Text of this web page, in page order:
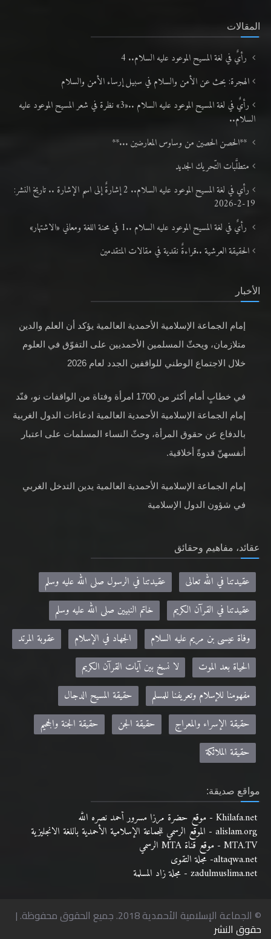
المقالات
رأيٌ في لغة المسيح الموعود عليه السلام.. 4
الهجرة: بحث عن الأمن والسلام في سبيل إرساء الأمن والسلام
رأيٌ في لغة المسيح الموعود عليه السلام ..«3» نظرة في شعر المسيح الموعود عليه
السلام..
**الحصن الحصين من وساوس المعارضين ...**
متطلَّبات التّحريك الجديد
رأي في لغة المسيح الموعود عليه السلام.. 2 إشارةٌ إلى اسم الإشارة .. تاريخ النشر:
19-2-2026
رأيٌ في لغة المسيح الموعود عليه السلام ..1 في محنة اللغة ومعاني «الاشتهار»
الحقيقة العرشية ..قراءةٌ نقدية في مقالات المتقدمين
الأخبار
إمام الجماعة الإسلامية الأحمدية العالمية يؤكد أن العلم والدين
متلازمان، ويحثّ المسلمين الأحمديين على التفوّق في العلوم
خلال الاجتماع الوطني للواقفين الجدد لعام 2026
في خطابٍ أمام أكثر من 1700 امرأة وفتاة من الواقفات نو، فنّد
إمام الجماعة الإسلامية الأحمدية العالمية ادعاءات الدول الغربية
بالدفاع عن حقوق المرأة، وحثّ النساء المسلمات على اعتبار
أنفسهنّ قدوةً أخلاقية.
إمام الجماعة الإسلامية الأحمدية العالمية يدين التدخل الغربي
في شؤون الدول الإسلامية
عقائد، مفاهيم وحقائق
عقيدتنا في الله تعالى
عقيدتنا في الرسول صلى الله عليه وسلم
عقيدتنا في القرآن الكريم
خاتم النبيين صلى الله عليه وسلم
وفاة عيسى بن مريم عليه السلام
الجهاد في الإسلام
عقوبة المرتد
الحياة بعد الموت
لا نسخ بين آيات القرآن الكريم
مفهومنا للإسلام وتعريفنا للمسلم
حقيقة المسيح الدجال
حقيقة الإسراء والمعراج
حقيقة الجن
حقيقة الجنة والجحيم
حقيقة الملائكة
مواقع صديقة:
Khilafa.net - موقع حضرة مرزا مسرور أحمد نصره الله
alislam.org - الموقع الرسمي للجماعة الإسلامية الأحمدية باللغة الانجليزية
MTA.TV - موقع قناة MTA الرسمي
altaqwa.net- مجلة التقوى
zadulmuslima.net - مجلة زاد المسلمة
© الجماعة الإسلامية الأحمدية 2018. جميع الحقوق محفوظة. |
حقوق النشر